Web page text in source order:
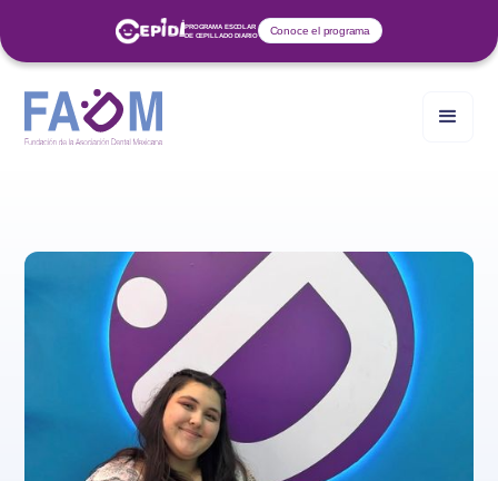
PROGRAMA ESCOLAR
DE CEPILLADO DIARIO
Conoce el programa